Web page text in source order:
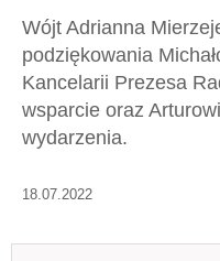
Wójt Adrianna
podziękowania
Kancelarii Prezesa
wsparcie oraz
wydarzenia.
18.07.2022